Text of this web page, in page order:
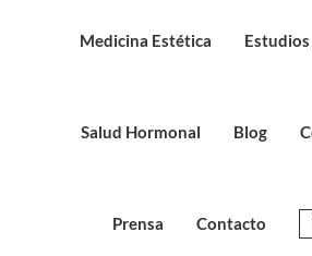
Medicina Estética
Salud Hormonal Blog
Prensa Contacto